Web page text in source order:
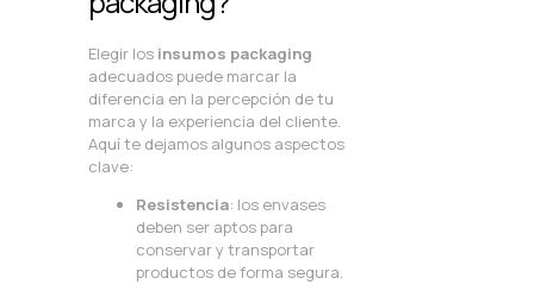
Elegir los insumos packaging
adecuados puede marcar la
diferencia en la percepción de tu
marca y la experiencia del cliente.
Aquí te dejamos algunos aspectos
clave:
Resistencia: los envases
deben ser aptos para
conservar y transportar
productos de forma segura.